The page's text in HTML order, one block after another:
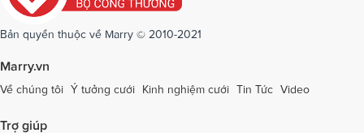
Dịch vụ cưới tại Sóc Trăng Dịch vụ cưới tại Sơn La
Dịch vụ cưới tại Thái Bình Dịch vụ cưới tại Thanh Hóa
Dịch vụ cưới tại Thừa Thiên - Huế
Bản quyền thuộc về Marry © 2010-2021
Marry.vn
Về chúng tôi Ý tưởng cưới Kinh nghiệm cưới Tin Tức Video
Trợ giúp